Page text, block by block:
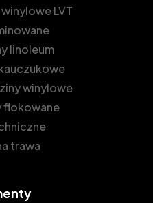
LVT
linoleum
winylowe
flokowane
trawa